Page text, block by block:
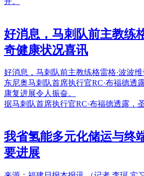
好消息，马刺队前主教练
奇健康状况喜讯
好消息，马刺队前主教练格雷格·波波
东尼奥马刺队首席执行官RC·布福德透
康复进展令人振奋。
据马刺队首席执行官RC·布福德透露，
我省氢能多元化储运与终
要进展